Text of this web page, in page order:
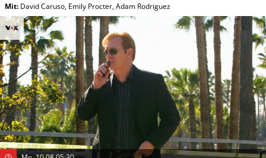
Mit: David Caruso, Emily Procter,Adam Rodriguez